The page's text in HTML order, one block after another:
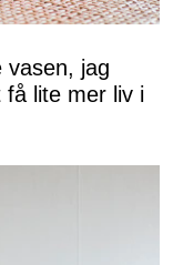
vasen, jag
få lite mer liv i